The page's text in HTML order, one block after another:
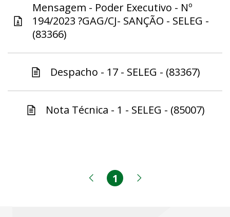
Mensagem - Poder Executivo - Nº
194/2023 ?GAG/CJ- SANÇÃO - SELEG -
(83366)
Despacho - 17 - SELEG - (83367)
Nota Técnica - 1 - SELEG - (85007)
Página anterior
Página
1